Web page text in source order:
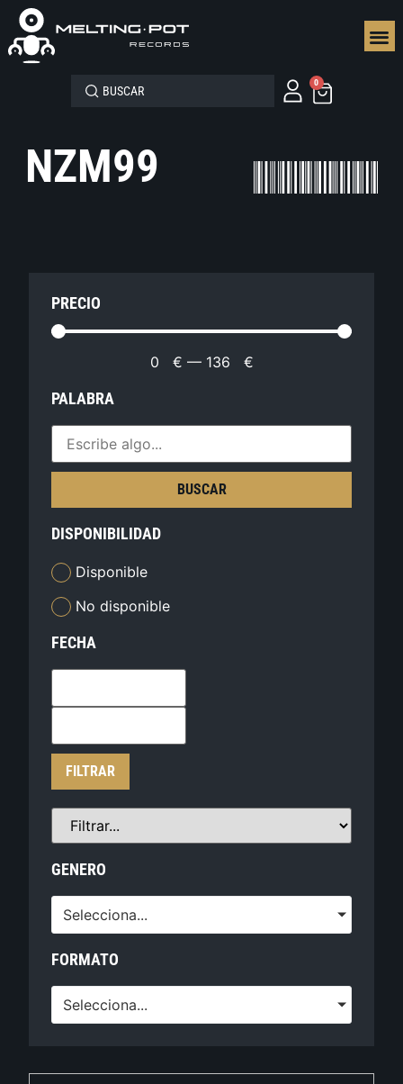
0
NZM99
PRECIO
0 € — 136 €
PALABRA
BUSCAR
DISPONIBILIDAD
Disponible
No disponible
FECHA
FILTRAR
GENERO
Selecciona...
FORMATO
Selecciona...